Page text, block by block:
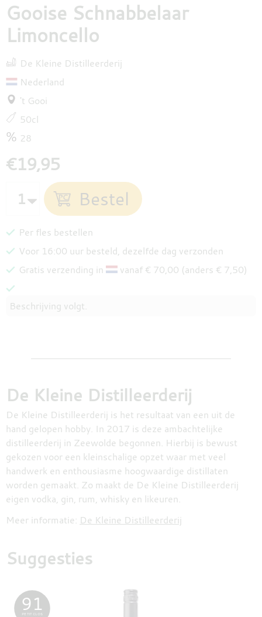
Gooise Schnabbelaar
Limoncello
De Kleine Distilleerderij
Nederland
't Gooi
50cl
28
€19,95
Per fles bestellen
Voor 16:00 uur besteld, dezelfde dag verzonden
Gratis verzending in
vanaf € 70,00 (anders € 7,50)
Beschrijving volgt.
De Kleine Distilleerderij
De Kleine Distilleerderij is het resultaat van een uit de
hand gelopen hobby. In 2017 is deze ambachtelijke
distilleerderij in Zeewolde begonnen. Hierbij is bewust
gekozen voor een kleinschalige opzet waar met veel
handwerk en enthousiasme hoogwaardige distillaten
worden gemaakt. Zo maakt de De Kleine Distilleerderij
eigen vodka, gin, rum, whisky en likeuren.
Meer informatie: De Kleine Distilleerderij
Suggesties
91
PETIT CLOS